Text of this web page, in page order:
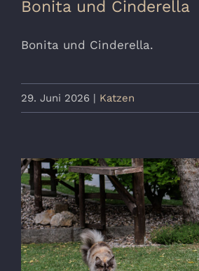
Bonita und Cinderella
Bonita und Cinderella.
29. Juni 2026 | Katzen